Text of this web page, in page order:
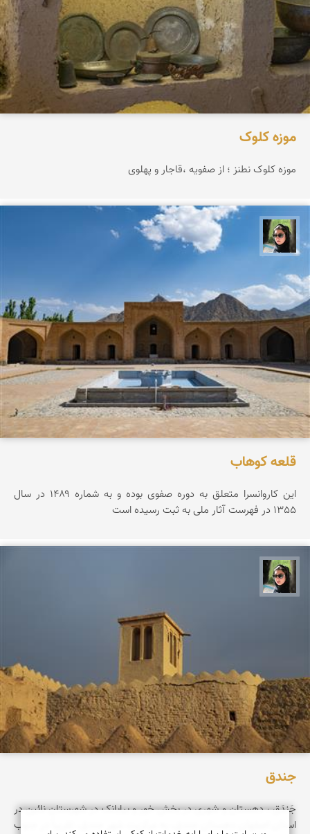
موزه کلوک
موزه کلوک نطنز ؛ از صفویه ،قاجار و پهلوی
سپیده اصلان
قلعه كوهاب
این کاروانسرا متعلق به دوره صفوی بوده و به شماره ۱۴۸۹ در سال
1355 در فهرست آثار ملی به ثبت رسیده است
جندق‌
جَندَق‌ ، دهستان‌ و شهری‌ در بخش‌ خور و بیابانک‌ در شهرستان‌ نائین‌ در
استان‌ اصفهان‌.دهستان‌ جندق‌، به‌ مرکزیت‌ شهر جندق‌، تقریباً در جنوب‌